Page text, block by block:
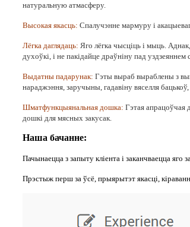
натуральную атмасферу.
Высокая якасць: Спалучэнне мармуру і
Лёгка даглядаць: Яго лёгка чысціць і мыць.
духоўкі, і не пакідайце драўніну пад
Выдатны падарунак: Гэты выраб выраблены з
нараджэння, заручыны, гадавіну вяселля
Шматфункцыянальная дошка: Гэтая апрацоўчая
дошкі для мясных закусак.
Наша бачанне:
Пачынаецца з запыту кліента і заканчваецца яго
Прэстыж перш за ўсё, прыярытэт якасці,